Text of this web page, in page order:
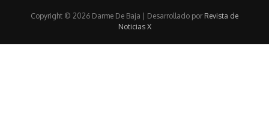
Copyright © 2026 Darme De Baja | Desarrollado por Revista de
Noticias X